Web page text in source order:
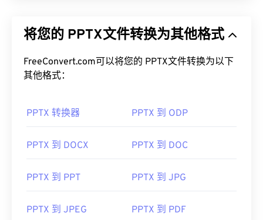
将您的 PPTX文件转换为其他格式
FreeConvert.com可以将您的 PPTX文件转换为以下
其他格式：
PPTX 转换器 PPTX 到 ODP
PPTX 到 DOCX PPTX 到 DOC
PPTX 到 PPT PPTX 到 JPG
PPTX 到 JPEG PPTX 到 PDF